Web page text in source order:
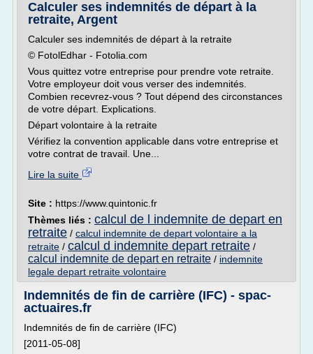
Calculer ses indemnités de départ à la
retraite, Argent
Calculer ses indemnités de départ à la retraite
© FotolEdhar - Fotolia.com
Vous quittez votre entreprise pour prendre vote retraite.
Votre employeur doit vous verser des indemnités.
Combien recevrez-vous ? Tout dépend des circonstances
de votre départ. Explications.
Départ volontaire à la retraite
Vérifiez la convention applicable dans votre entreprise et
votre contrat de travail. Une...
Lire la suite
Site : https://www.quintonic.fr
Thèmes liés : calcul de l indemnite de depart en
retraite / calcul indemnite de depart volontaire a la
retraite / calcul d indemnite depart retraite /
calcul indemnite de depart en retraite / indemnite
legale depart retraite volontaire
Indemnités de fin de carrière (IFC) - spac-
actuaires.fr
Indemnités de fin de carrière (IFC)
[2011-05-08]